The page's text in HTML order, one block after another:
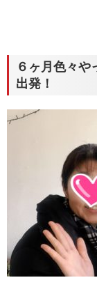
６ヶ月色々や
出発！